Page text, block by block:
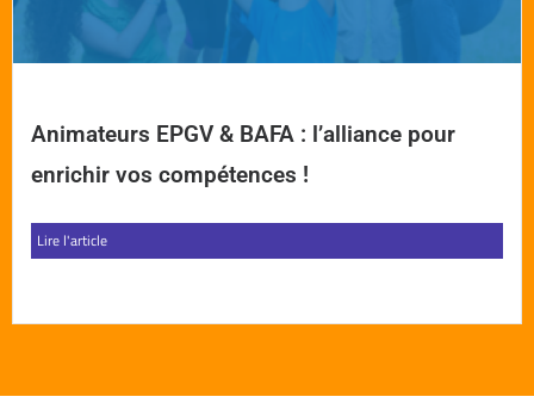
Animateurs EPGV & BAFA : l’alliance pour
enrichir vos compétences !
Lire l'article